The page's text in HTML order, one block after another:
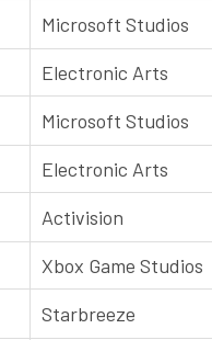
Microsoft Studios
Electronic Arts
Microsoft Studios
Electronic Arts
Activision
Xbox Game Studios
Starbreeze